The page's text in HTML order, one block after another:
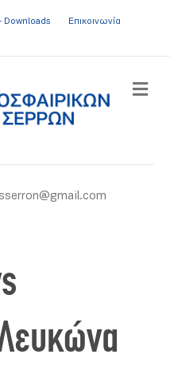
Downloads
Επικοινωνία